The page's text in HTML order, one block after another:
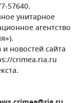
57640.
унитарное
агентство
новостей сайта
crimea.ria.ru